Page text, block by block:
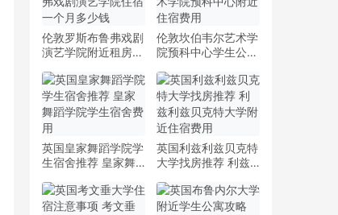
伦敦罗斯布鲁弗戏剧
演艺学院附近租房注
戏剧演艺学院住宿一
个月多少钱
伦敦坎伯韦尔艺术学
院预科中心学生公寓
学院预科中心附近住
宿费用
英国皇家舞蹈学院学
生宿舍推荐 皇家舞
英国利兹利兹贝克特
大学找房推荐 利兹
住宿费用